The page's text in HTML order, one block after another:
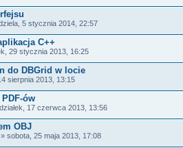
5 stycznia 2014, 22:57
C++
29 stycznia 2013, 16:25
do DBGrid w locie
sierpnia 2013, 13:15
ów
17 czerwca 2013, 13:56
OBJ
» sobota, 25 maja 2013, 17:08